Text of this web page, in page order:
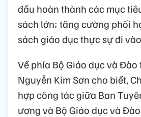
đấu hoàn thành các mục
sách lớn; tăng cường phối
sách giáo dục thực sự đi
Về phía Bộ Giáo dục và
Nguyễn Kim Sơn cho biết,
hợp công tác giữa Ban
ương và Bộ Giáo dục và